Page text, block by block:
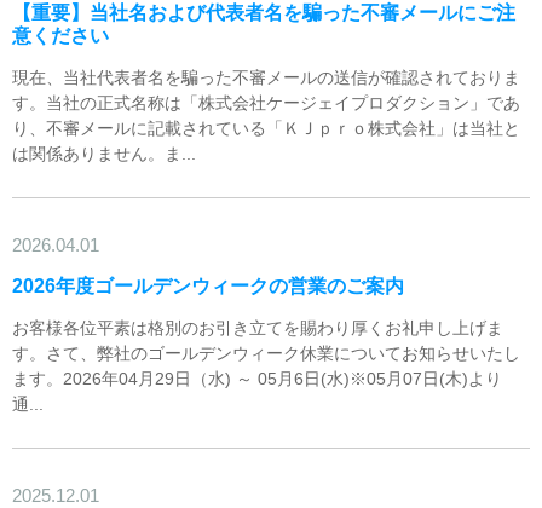
【重要】当社名および代表者名を騙った不審メールにご注
意ください
現在、当社代表者名を騙った不審メールの送信が確認されておりま
す。当社の正式名称は「株式会社ケージェイプロダクション」であ
り、不審メールに記載されている「ＫＪｐｒｏ株式会社」は当社と
は関係ありません。ま...
2026.04.01
2026年度ゴールデンウィークの営業のご案内
お客様各位平素は格別のお引き立てを賜わり厚くお礼申し上げま
す。さて、弊社のゴールデンウィーク休業についてお知らせいたし
ます。2026年04月29日（水) ～ 05月6日(水)※05月07日(木)より
通...
2025.12.01